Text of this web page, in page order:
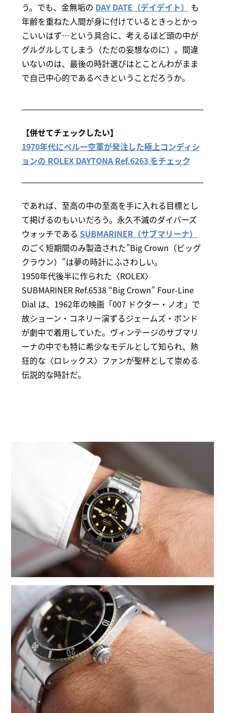
う。でも、金無垢の DAY DATE（デイデイト）
も
年齢を重ねた人間が身に付けているときっとかっ
こいいはず…という具合に、考えるほど頭の中が
グルグルしてしまう（ただの妄想なのに）。間違
いないのは、最後の時計選びはとことんわがまま
で自己中心的であるべきということだろうか。
【併せてチェックしたい】
1970年代にペルー空軍が発注した極上コンディシ
ョンの ROLEX DAYTONA Ref.6263 をチェック
であれば、至高の中の至高を手に入れる目標とし
て掲げるのもいいだろう。永久不滅のダイバーズ
ウォッチである SUBMARINER（サブマリーナ）
のごく短期間のみ製造された”Big Crown（ビッグ
クラウン）”は夢の時計にふさわしい。
1950年代後半に作られた〈ROLEX〉
SUBMARINER Ref.6538 “Big Crown” Four-Line
Dial は、1962年の映画「007 ドクター・ノオ」で
故ショーン・コネリー演ずるジェームズ・ボンド
が劇中で着用していた。ヴィンテージのサブマリ
ーナの中でも特に希少なモデルとして知られ、熱
狂的な〈ロレックス〉ファンが聖杯として崇める
伝説的な時計だ。